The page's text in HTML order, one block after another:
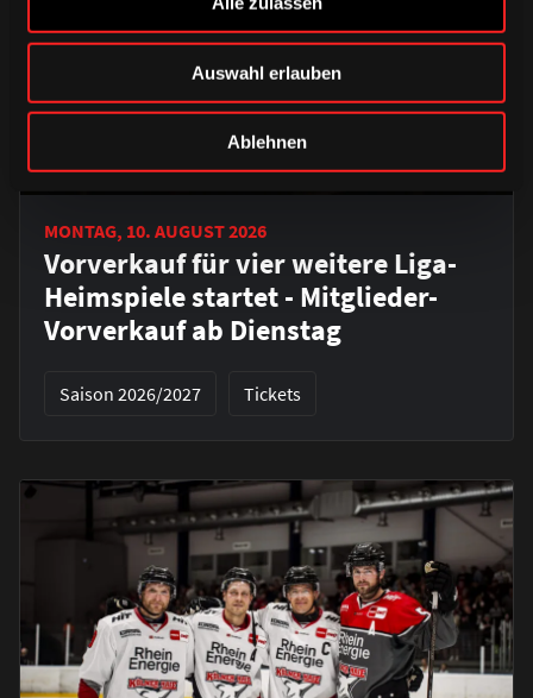
Auswahl erlauben
Ablehnen
MONTAG, 10. AUGUST 2026
Vorverkauf für vier weitere Liga-
Heimspiele startet - Mitglieder-
Vorverkauf ab Dienstag
Saison 2026/2027 Tickets